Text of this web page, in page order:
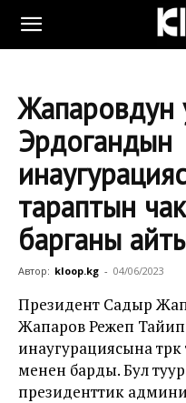
Жапаровдун
Эрдогандын
тараптын
барганы
Автор: kloop.kg - 04/06/2023
Президент Садыр
Жапаров Режеп
инаугурациясына
менен барды. Бул
президенттик